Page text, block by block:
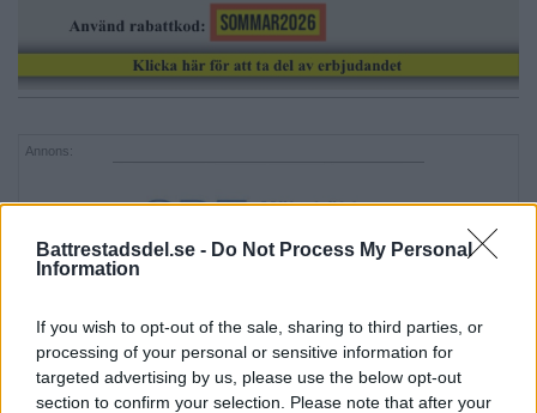
Battrestadsdel.se - Do Not Process My Personal
Information
If you wish to opt-out of the sale, sharing to third parties, or
processing of your personal or sensitive information for
targeted advertising by us, please use the below opt-out
section to confirm your selection. Please note that after your
Annons: